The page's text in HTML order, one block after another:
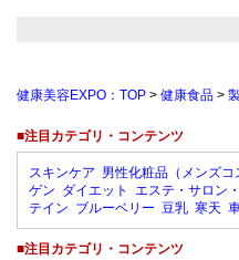
健康美容EXPO：TOP > 健康食品 >
■注目カテゴリ・コンテンツ
スキンケア 男性化粧品（メンズコ
ゲン ダイエット エステ・サロン
テイン ブルーベリー 豆乳 寒天
■注目カテゴリ・コンテンツ